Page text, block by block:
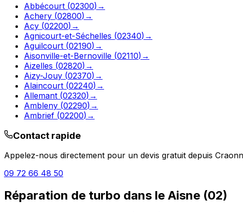
Abbécourt (02300) →
Achery (02800) →
Acy (02200) →
Agnicourt-et-Séchelles (02340) →
Aguilcourt (02190) →
Aisonville-et-Bernoville (02110) →
Aizelles (02820) →
Aizy-Jouy (02370) →
Alaincourt (02240) →
Allemant (02320) →
Ambleny (02290) →
Ambrief (02200) →
Contact rapide
Appelez-nous directement pour un devis gratuit depuis
09 72 66 48 50
Réparation de turbo dans le Aisne (02)